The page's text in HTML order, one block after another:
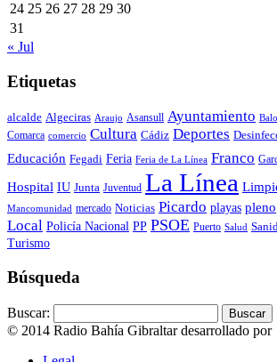
24 25 26 27 28 29 30
31
« Jul
Etiquetas
alcalde Algeciras Araujo Asansull Ayuntamiento
Comarca comercio Cultura Cádiz Deportes
Educación Fegadi Feria Feria de La Línea Franco
Hospital IU Junta Juventud La Línea
Mancomunidad mercado Noticias Picardo playas pleno
Local Policía Nacional PP PSOE Puerto Salud
Turismo
Búsqueda
Buscar:
© 2014 Radio Bahía Gibraltar desarrollado por